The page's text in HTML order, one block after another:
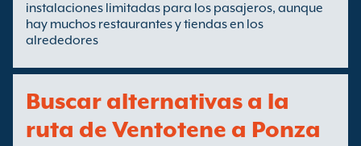
instalaciones limitadas para los pasajeros, aunque
hay muchos restaurantes y tiendas en los
alrededores
Buscar alternativas a la
ruta de Ventotene a Ponza